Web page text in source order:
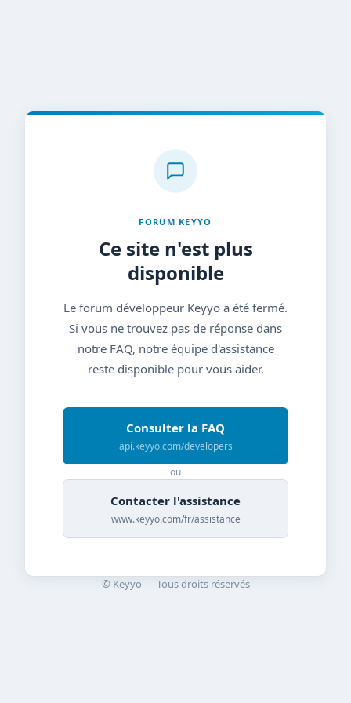
FORUM KEYYO
Ce site n'est plus
disponible
Le forum développeur Keyyo a été fermé.
Si vous ne trouvez pas de réponse dans
notre FAQ, notre équipe d'assistance
reste disponible pour vous aider.
Consulter la FAQ
api.keyyo.com/developers
ou
Contacter l'assistance
www.keyyo.com/fr/assistance
© Keyyo — Tous droits réservés